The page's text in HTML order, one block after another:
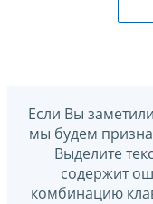
Если Вы
мы будем
Выделите
содержит
комбинацию